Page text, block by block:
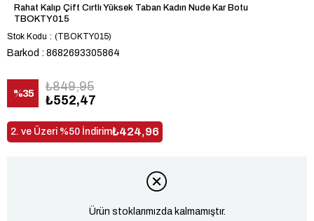
Rahat Kalıp Çift Cırtlı Yüksek Taban Kadın Nude Kar Botu
TBOKTY015
Stok Kodu
(TBOKTY015)
Barkod : 8682693305864
%35
İndirim
₺849,95
₺552,47
2. ve Üzeri %50 İndirim₺424,96
Ürün stoklarımızda kalmamıştır.